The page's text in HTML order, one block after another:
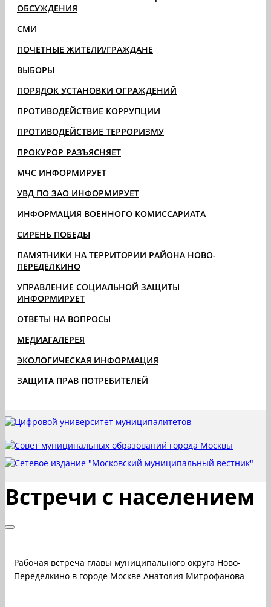
ОБСУЖДЕНИЯ
СМИ
ПОЧЕТНЫЕ ЖИТЕЛИ/ГРАЖДАНЕ
ВЫБОРЫ
ПОРЯДОК УСТАНОВКИ ОГРАЖДЕНИЙ
ПРОТИВОДЕЙСТВИЕ КОРРУПЦИИ
ПРОТИВОДЕЙСТВИЕ ТЕРРОРИЗМУ
ПРОКУРОР РАЗЪЯСНЯЕТ
МЧС ИНФОРМИРУЕТ
УВД ПО ЗАО ИНФОРМИРУЕТ
ИНФОРМАЦИЯ ВОЕННОГО КОМИССАРИАТА
СИРЕНЬ ПОБЕДЫ
ПАМЯТНИКИ НА ТЕРРИТОРИИ РАЙОНА НОВО-
ПЕРЕДЕЛКИНО
УПРАВЛЕНИЕ СОЦИАЛЬНОЙ ЗАЩИТЫ
ИНФОРМИРУЕТ
ОТВЕТЫ НА ВОПРОСЫ
МЕДИАГАЛЕРЕЯ
ЭКОЛОГИЧЕСКАЯ ИНФОРМАЦИЯ
ЗАЩИТА ПРАВ ПОТРЕБИТЕЛЕЙ
Встречи с населением
Рабочая встреча главы муниципального округа Ново-
Переделкино в городе Москве Анатолия Митрофанова